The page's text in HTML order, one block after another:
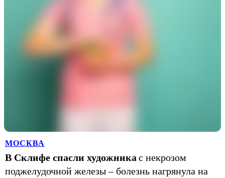
МОСКВА
В Склифе спасли художника с некрозом
поджелудочной железы – болезнь нагрянула на